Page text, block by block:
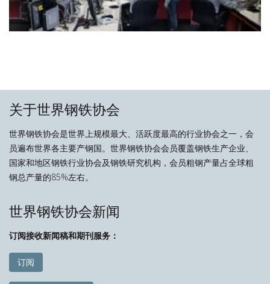
关于世界钢铁协会
世界钢铁协会是世界上规模最大、活跃度最高的行业协会之一，会
员遍布世界各主要产钢国。世界钢铁协会会员覆盖钢铁生产企业、
国家和地区钢铁行业协会及钢铁研究机构，会员粗钢产量占全球粗
钢总产量的85%左右。
世界钢铁协会新闻
订阅接收新闻稿和期刊服务：
订阅